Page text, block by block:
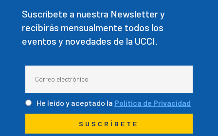
Suscríbete a nuestra Newsletter y
recibirás mensualmente todos los
eventos y novedades de la UCCI.
He leído y aceptado la Política de Privacidad